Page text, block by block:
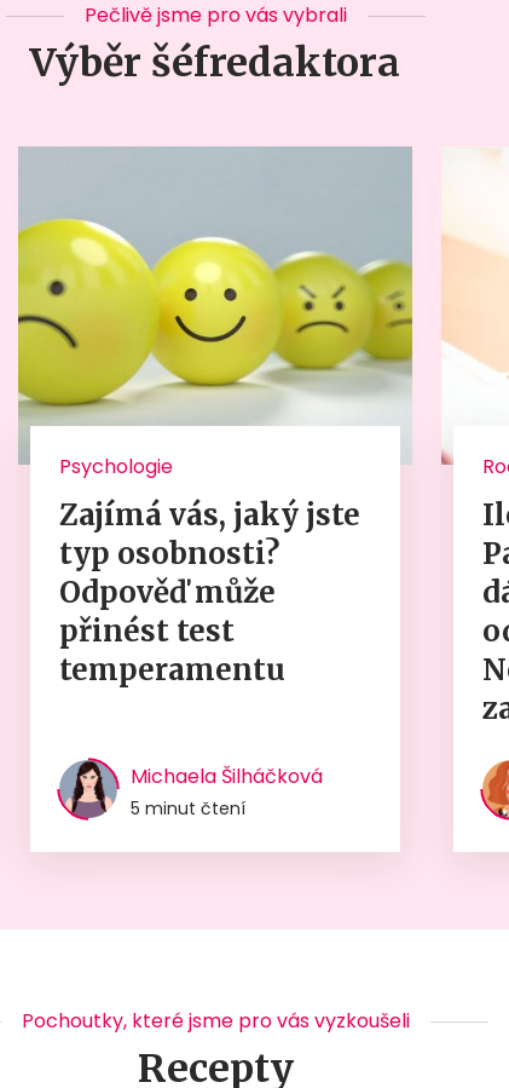
Pečlivě jsme pro vás vybrali
Výběr šéfredaktora
Psychologie
Zajímá vás, jaký jste
typ osobnosti?
Odpověď může
přinést test
temperamentu
Michaela Šilháčková
5 minut čtení
Pochoutky, které jsme pro vás vyzkoušeli
Recepty